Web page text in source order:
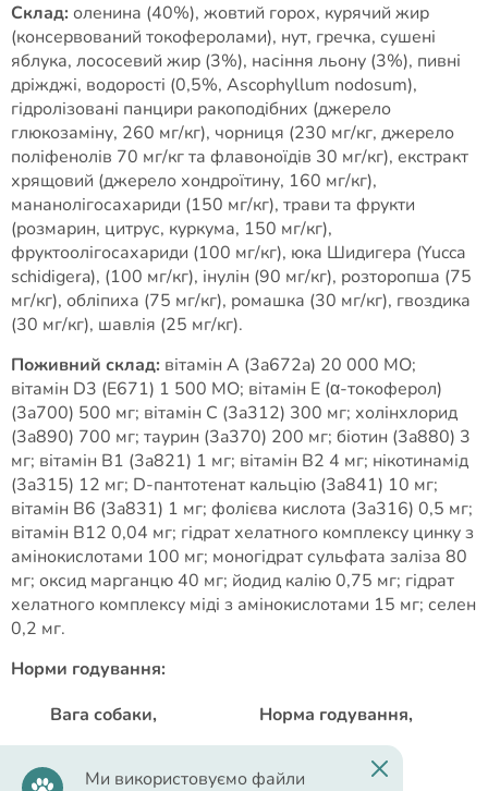
Склад: оленина (40%), жовтий горох, курячий жир
(консервований токоферолами), нут, гречка, сушені
яблука, лососевий жир (3%), насіння льону (3%), пивні
дріжджі, водорості (0,5%, Ascophyllum nodosum),
гідролізовані панцири ракоподібних (джерело
глюкозаміну, 260 мг/кг), чорниця (230 мг/кг, джерело
поліфенолів 70 мг/кг та флавоноїдів 30 мг/кг), екстракт
хрящовий (джерело хондроїтину, 160 мг/кг),
мананолігосахариди (150 мг/кг), трави та фрукти
(розмарин, цитрус, куркума, 150 мг/кг),
фруктоолігосахариди (100 мг/кг), юка Шидигера (Yucca
schidigera), (100 мг/кг), інулін (90 мг/кг), розторопша (75
мг/кг), обліпиха (75 мг/кг), ромашка (30 мг/кг), гвоздика
(30 мг/кг), шавлія (25 мг/кг).
Поживний склад: вітамін A (3a672a) 20 000 МО;
вітамін D3 (E671) 1 500 МО; вітамін E (α-токоферол)
(3a700) 500 мг; вітамін C (3a312) 300 мг; холінхлорид
(3a890) 700 мг; таурин (3a370) 200 мг; біотин (3a880) 3
мг; вітамін B1 (3a821) 1 мг; вітамін B2 4 мг; нікотинамід
(3a315) 12 мг; D-пантотенат кальцію (3a841) 10 мг;
вітамін B6 (3a831) 1 мг; фолієва кислота (3a316) 0,5 мг;
вітамін B12 0,04 мг; гідрат хелатного комплексу цинку з
амінокислотами 100 мг; моногідрат сульфата заліза 80
мг; оксид марганцю 40 мг; йодид калію 0,75 мг; гідрат
хелатного комплексу міді з амінокислотами 15 мг; селен
0,2 мг.
Норми годування:
Вага собаки,
Норма годування,
грамів/добу
Ми використовуємо файли